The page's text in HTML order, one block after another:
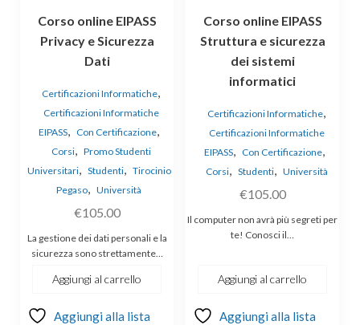
Corso online EIPASS
Privacy e Sicurezza
Dati
Certificazioni Informatiche,
Certificazioni Informatiche
EIPASS, Con Certificazione,
Corsi, Promo Studenti
Universitari, Studenti, Tirocinio
Pegaso, Università
€105.00
La gestione dei dati personali e la
sicurezza sono strettamente…
Aggiungi al carrello
Aggiungi alla lista
Corso online EIPASS
Struttura e sicurezza
dei sistemi
informatici
Certificazioni Informatiche,
Certificazioni Informatiche
EIPASS, Con Certificazione,
Corsi, Studenti, Università
€105.00
Il computer non avrà più segreti per
te! Conosci il…
Aggiungi al carrello
Aggiungi alla lista